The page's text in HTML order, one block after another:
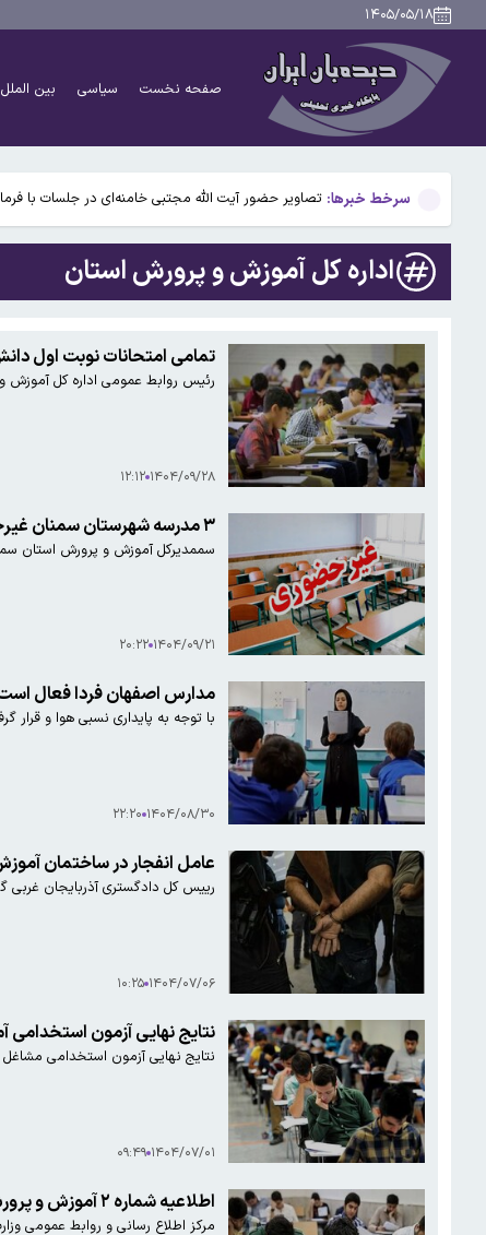
۱۴۰۵/۰۵/۱۸
صفحه نخست سیاسی بین الملل
سرخط خبرها:
رجبی مشهدی: خاموشی‌ها تا ۲ هفته آینده به حداقل می‌رسد
وزیر خارجه پاکستان: توافق مکه برای دیگر کشورهای
رکوردشکنی قیمت طلا و ارز؛ سکه طرح جدید به ۱۸۶ میلیون تومان رسید
تصاویر حضور آیت الله مجتبی خامنه‌ای در جلسات با
رئیس سازمان بازرسی: ذخایر کالاهای اساسی و راهبردی
وزیر خارجه پاکستان: توافق مکه برای دیگر کشورهای
رکوردشکنی قیمت طلا و ارز؛ سکه طرح جدید به ۱۸۶ میلیون تومان رسید
اداره کل آموزش و پرورش استان
تمامی امتحانات نوبت اول
رئیس روابط عمومی اداره کل آموزش و
۱۴۰۴/۰۹/۲۸ ۱۲:۱۲
۳ مدرسه شهرستان سمنان غیرحضوری شد
سممدیرکل آموزش و پرورش استان
۱۴۰۴/۰۹/۲۱ ۲۰:۲۲
مدارس اصفهان فردا فعال
با توجه به پایداری نسبی هوا و
۱۴۰۴/۰۸/۳۰ ۲۲:۲۰
عامل انفجار در ساختمان
رییس کل دادگستری آذربایجان
۱۴۰۴/۰۷/۰۶ ۱۰:۲۵
نتایج نهایی آزمون استخدامی
نتایج نهایی آزمون استخدامی مشاغل آموزگار، دبیر و
۱۴۰۴/۰۷/۰۱ ۰۹:۴۹
اطلاعیه شماره ۲ آموزش و پرورش صادر شد/ زمان برگزاری امتحانات مشخص شد؟